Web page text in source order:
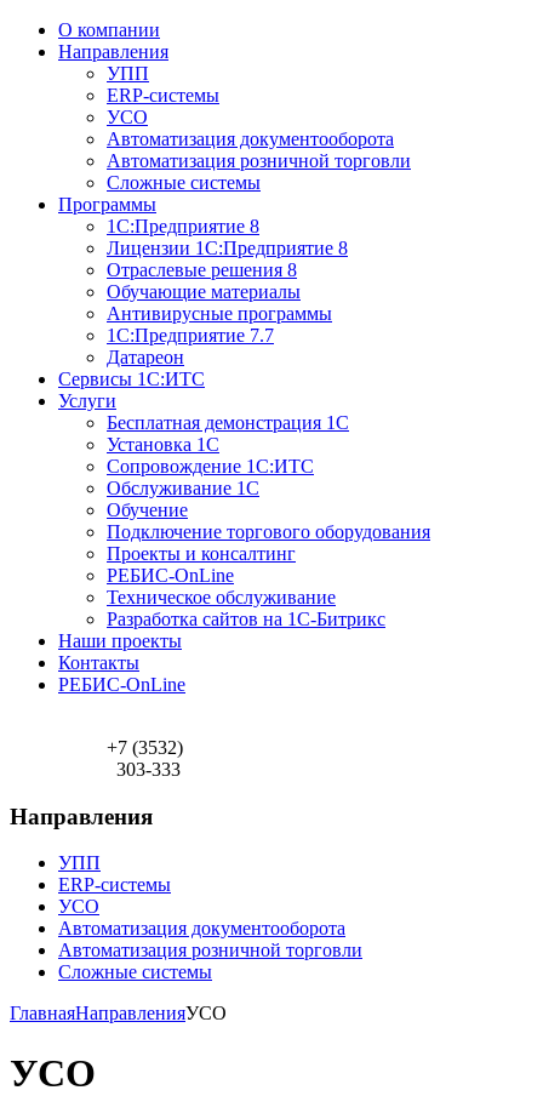
О компании
Направления
УПП
ERP-системы
УСО
Автоматизация документооборота
Автоматизация розничной торговли
Сложные системы
Программы
1С:Предприятие 8
Лицензии 1С:Предприятие 8
Отраслевые решения 8
Обучающие материалы
Антивирусные программы
1С:Предприятие 7.7
Датареон
Сервисы 1С:ИТС
Услуги
Бесплатная демонстрация 1С
Установка 1С
Сопровождение 1С:ИТС
Обслуживание 1С
Обучение
Подключение торгового оборудования
Проекты и консалтинг
РЕБИС-OnLine
Техническое обслуживание
Разработка сайтов на 1С-Битрикс
Наши проекты
Контакты
РЕБИС-OnLine
+7 (3532)
303-333
Направления
УПП
ERP-системы
УСО
Автоматизация документооборота
Автоматизация розничной торговли
Сложные системы
ГлавнаяНаправленияУСО
УСО